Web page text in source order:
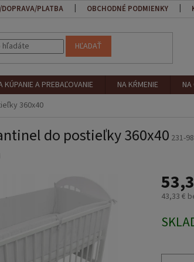
PLATBA OBCHODNÉ PODMIENKY
HĽADAŤ
KÚPANIE A PREBAĽOVANIE NA KŔMENIE
360x40
do postieľky 360x40 231-
43,33 €
cena: